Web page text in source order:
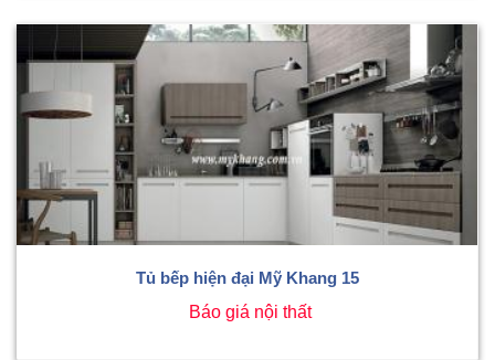
Tủ bếp hiện đại Mỹ Khang 15
Báo giá nội thất